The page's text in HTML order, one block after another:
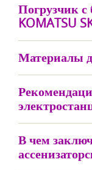
Погрузчик
KOMATSU
Материалы
В чем